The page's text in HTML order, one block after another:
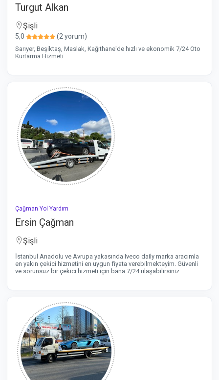
Turgut Alkan
Şişli
5,0 (2 yorum)
Sarıyer, Beşiktaş, Maslak, Kağıthane'de hızlı ve ekonomik 7/24 Oto
Kurtarma Hizmeti
Çağman Yol Yardım
Ersin Çağman
Şişli
İstanbul Anadolu ve Avrupa yakasında Iveco daily marka aracımla
en yakın çekici hizmetini en uygun fiyata verebilmekteyim. Güvenli
ve sorunsuz bir çekici hizmeti için bana 7/24 ulaşabilirsiniz.